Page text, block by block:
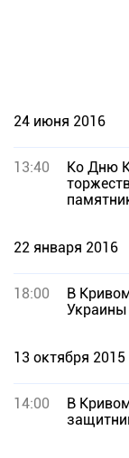
24 июня 2016
13:40
Ко Дню
22 января 2016
18:00
В
Украины
13 октября 2015
14:00
В